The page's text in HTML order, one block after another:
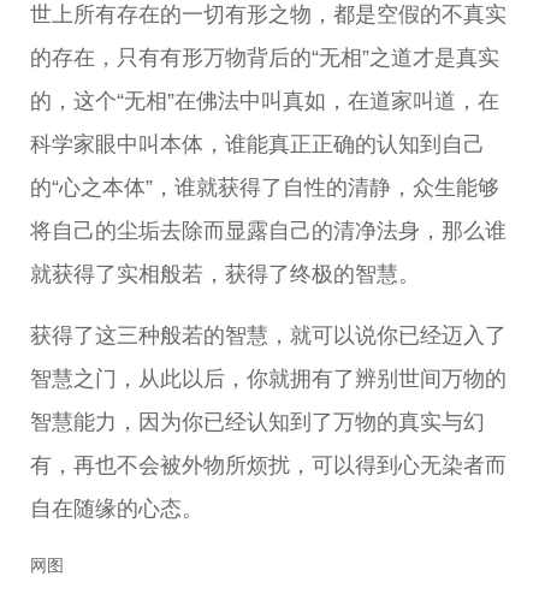
世上所有存在的一切有形之物，都是空假的不真实
的存在，只有有形万物背后的“无相”之道才是真实
的，这个“无相”在佛法中叫真如，在道家叫道，在
科学家眼中叫本体，谁能真正正确的认知到自己
的“心之本体”，谁就获得了自性的清静，众生能够
将自己的尘垢去除而显露自己的清净法身，那么谁
就获得了实相般若，获得了终极的智慧。
获得了这三种般若的智慧，就可以说你已经迈入了
智慧之门，从此以后，你就拥有了辨别世间万物的
智慧能力，因为你已经认知到了万物的真实与幻
有，再也不会被外物所烦扰，可以得到心无染者而
自在随缘的心态。
网图